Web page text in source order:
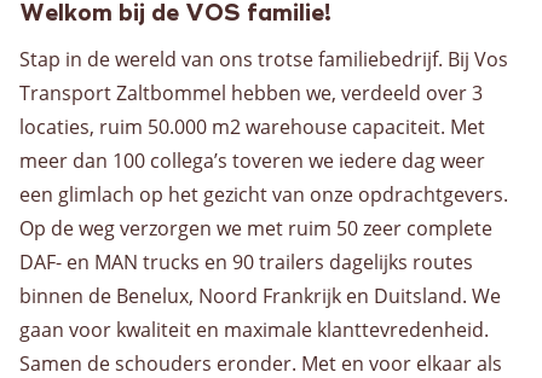
Over
werken
bij
vos
transport
Welkom bij de VOS familie!
Stap in de wereld van ons trotse familiebedrijf. Bij Vos
Transport Zaltbommel hebben we, verdeeld over 3
locaties, ruim 50.000 m2 warehouse capaciteit. Met
meer dan 100 collega’s toveren we iedere dag weer
een glimlach op het gezicht van onze opdrachtgevers.
Op de weg verzorgen we met ruim 50 zeer complete
DAF- en MAN trucks en 90 trailers dagelijks routes
binnen de Benelux, Noord Frankrijk en Duitsland. We
gaan voor kwaliteit en maximale klanttevredenheid.
Samen de schouders eronder. Met en voor elkaar als